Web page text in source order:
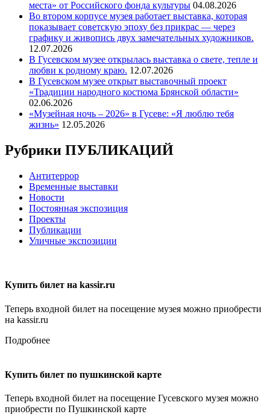
места» от Российского фонда культуры 04.08.2026
Во втором корпусе музея работает выставка, которая
показывает советскую эпоху без прикрас — через
графику и живопись двух замечательных художников.
12.07.2026
В Гусевском музее открылась выставка о свете, тепле и
любви к родному краю. 12.07.2026
В Гусевском музее открыт выставочный проект
«Традиции народного костюма Брянской области»
02.06.2026
«Музейная ночь – 2026» в Гусеве: «Я люблю тебя
жизнь» 12.05.2026
Рубрики ПУБЛИКАЦИЙ
Антитеррор
Временные выставки
Новости
Постоянная экспозиция
Проекты
Публикации
Уличные экспозиции
Купить билет на kassir.ru
Теперь входной билет на посещение музея можно приобрести
на kassir.ru
Подробнее
Купить билет по пушкинской карте
Теперь входной билет на посещение Гусевского музея можно
приобрести по Пушкинской карте